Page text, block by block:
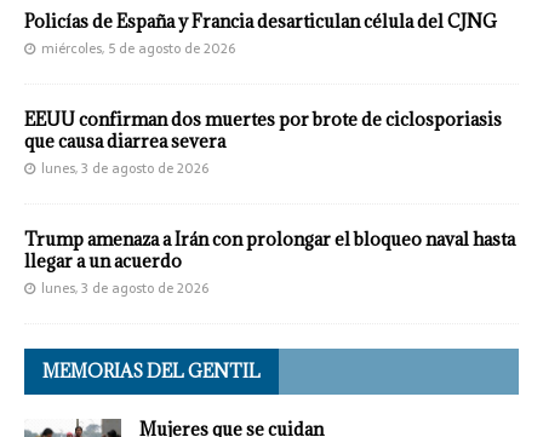
Policías de España y Francia desarticulan célula del CJNG
miércoles, 5 de agosto de 2026
EEUU confirman dos muertes por brote de ciclosporiasis
que causa diarrea severa
lunes, 3 de agosto de 2026
Trump amenaza a Irán con prolongar el bloqueo naval hasta
llegar a un acuerdo
lunes, 3 de agosto de 2026
MEMORIAS DEL GENTIL
Mujeres que se cuidan